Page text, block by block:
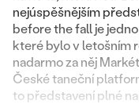
nejúspěšnějším
before the fall je
které bylo v letošním
nadarmo za něj
České taneční
to představení plné